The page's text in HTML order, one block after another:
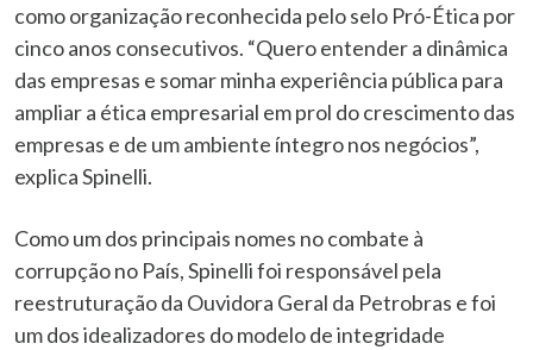
como organização reconhecida pelo selo Pró-Ética por
cinco anos consecutivos. “Quero entender a dinâmica
das empresas e somar minha experiência pública para
ampliar a ética empresarial em prol do crescimento das
empresas e de um ambiente íntegro nos negócios”,
explica Spinelli.
Como um dos principais nomes no combate à
corrupção no País, Spinelli foi responsável pela
reestruturação da Ouvidora Geral da Petrobras e foi
um dos idealizadores do modelo de integridade